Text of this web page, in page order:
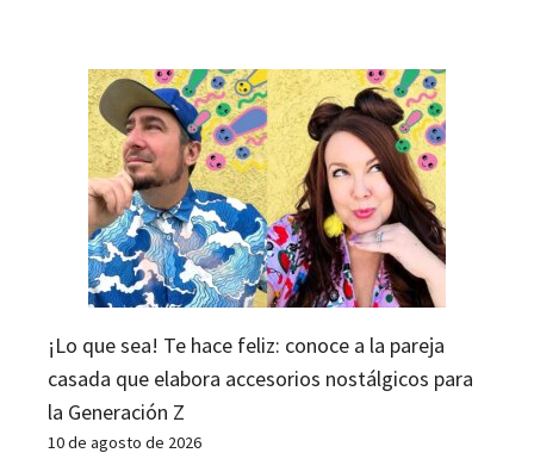
¡Lo que sea! Te hace feliz: conoce a la pareja
casada que elabora accesorios nostálgicos para
la Generación Z
10 de agosto de 2026